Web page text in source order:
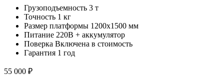
Грузоподъемность 3 т
Точность 1 кг
Размер платформы 1200х1500 мм
Питание 220В + аккумулятор
Поверка Включена в стоимость
Гарантия 1 год
55 000 ₽